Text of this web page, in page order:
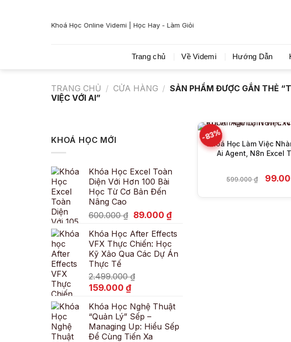
Khoá Học Online Videmi | Học Hay - Làm Giỏi
Trang chủ Về Videmi Hướng Dẫn
TRANG CHỦ / CỬA HÀNG / SẢN PHẨM ĐƯỢC GẮN THẺ
VIỆC VỚI AI”
KHOÁ HỌC MỚI
Khóa Học Excel Toàn
Diện Với Hơn 100 Bài
Học Từ Cơ Bản Đến
Nâng Cao
600.000₫ Giá
là:
600.000 ₫.
89.000 ₫Giá
tại
là:
89.000 ₫.
Khóa Học After Effects
VFX Thực Chiến: Học
Kỹ Xảo Qua Các Dự Án
Thực Tế
2.499.000₫
Giá
là:
2.499.000 ₫.
159.000 ₫Giá
tại
là:
159.000 ₫.
Khóa Học Nghệ Thuật
“Quản Lý” Sếp –
Managing Up: Hiểu Sếp
Để Cùng Tiến Xa
-83%
Khoá Học Làm Việc
Ai Agent,
599.000₫ Giá